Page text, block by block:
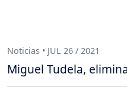
Noticias • JUL 26 / 2021
Miguel Tudela,